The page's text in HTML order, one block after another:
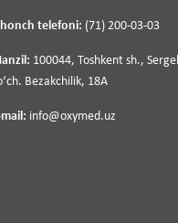
telefoni: (71) 200-03-03
100044, Toshkent sh.,
Bezakchilik, 18A
mail: info@oxymed.uz